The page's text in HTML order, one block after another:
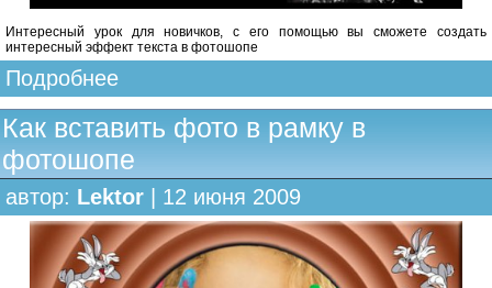
Интересный урок для новичков, с его помощью вы сможете создать
интересный эффект текста в фотошопе
Подробнее
Как вставить фото в рамку в
фотошопе
автор: Lektor | 12 июня 2009